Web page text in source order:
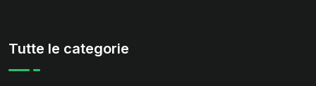
Tutte le categorie